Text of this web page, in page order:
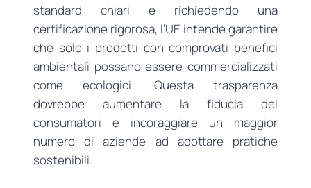
standard chiari e richiedendo una
certificazione rigorosa, l’UE intende garantire
che solo i prodotti con comprovati benefici
ambientali possano essere commercializzati
come ecologici. Questa trasparenza
dovrebbe aumentare la fiducia dei
consumatori e incoraggiare un maggior
numero di aziende ad adottare pratiche
sostenibili.